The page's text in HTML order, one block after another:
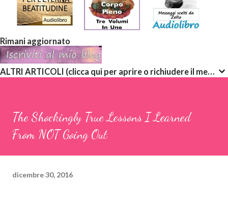
Rimani aggiornato
ALTRI ARTICOLI (clicca qui per aprire o richiudere il menù a discesa)
The Shockingly True Lessons I Learned
From NOT Going Out
dicembre 30, 2016